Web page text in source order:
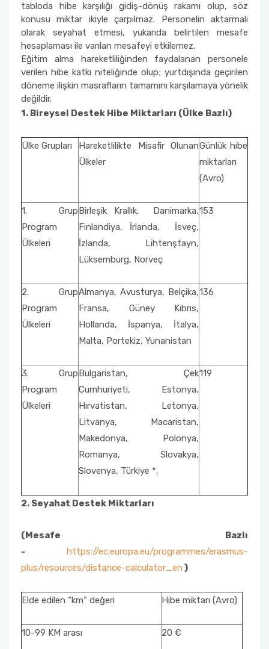
tabloda hibe karşılığı gidiş-dönüş rakamı olup, söz
konusu miktar ikiyle çarpılmaz. Personelin aktarmalı
olarak seyahat etmesi, yukarıda belirtilen mesafe
hesaplaması ile varılan mesafeyi etkilemez.
Eğitim alma hareketliliğinden faydalanan personele
verilen hibe katkı niteliğinde olup; yurtdışında geçirilen
döneme ilişkin masrafların tamamını karşılamaya yönelik
değildir.
1. Bireysel Destek Hibe Miktarları (Ülke Bazlı)
Ülke Grupları
Hareketlilikte Misafir Olunan
Ülkeler
Günlük hibe
miktarları
(Avro)
1. Grup
Program
Ülkeleri
Birleşik Krallık, Danimarka,
Finlandiya, İrlanda, İsveç,
İzlanda, Lihtenştayn,
Lüksemburg, Norveç
153
2. Grup
Program
Ülkeleri
Almanya, Avusturya, Belçika,
Fransa, Güney Kıbrıs,
Hollanda, İspanya, İtalya,
Malta, Portekiz, Yunanistan
136
3. Grup
Program
Ülkeleri
Bulgaristan, Çek
Cumhuriyeti, Estonya,
Hırvatistan, Letonya,
Litvanya, Macaristan,
Makedonya, Polonya,
Romanya, Slovakya,
Slovenya, Türkiye *,
119
2. Seyahat Destek Miktarları
(Mesafe Bazlı
- https://ec.europa.eu/programmes/erasmus-
plus/resources/distance-calculator_en )
Elde edilen “km” değeri Hibe miktarı (Avro)
10-99 KM arası 20 €